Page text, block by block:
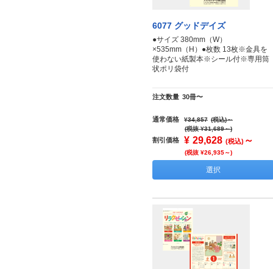
6077 グッドデイズ
●サイズ 380mm（W）
×535mm（H）●枚数 13枚※金具を
使わない紙製本※シール付※専用筒
状ポリ袋付
注文数量 30冊〜
通常価格 ¥34,857 (税込)～
(税抜 ¥31,689～)
割引価格 ¥ 29,628 (税込) ～
(税抜 ¥26,935～)
選択